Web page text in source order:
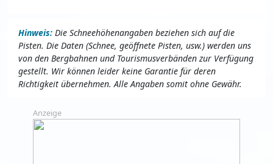
Hinweis: Die Schneehöhenangaben beziehen sich auf die
Pisten. Die Daten (Schnee, geöffnete Pisten, usw.) werden uns
von den Bergbahnen und Tourismusverbänden zur Verfügung
gestellt. Wir können leider keine Garantie für deren
Richtigkeit übernehmen. Alle Angaben somit ohne Gewähr.
Anzeige